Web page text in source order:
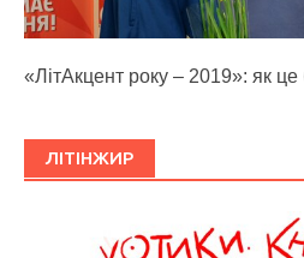
«ЛітАкцент року – 2019»: як
ЛІТІНЖИР